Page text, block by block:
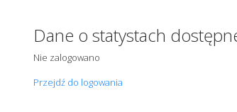
Dane o statystach
Nie zalogowano
Przejdź do logowania